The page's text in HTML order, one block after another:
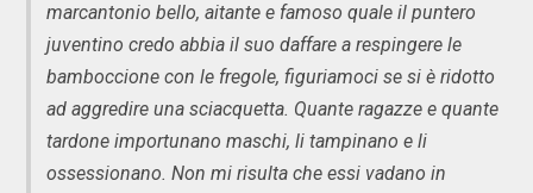
marcantonio bello, aitante e famoso quale il puntero
juventino credo abbia il suo daffare a respingere le
bamboccione con le fregole, figuriamoci se si è ridotto
ad aggredire una sciacquetta. Quante ragazze e quante
tardone importunano maschi, li tampinano e li
ossessionano. Non mi risulta che essi vadano in